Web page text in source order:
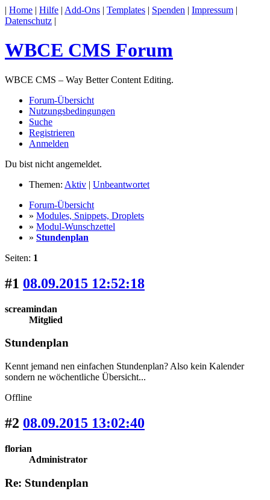
| Home | Hilfe | Add-Ons | Templates | Spenden | Impressum |
Datenschutz |
WBCE CMS Forum
WBCE CMS – Way Better Content Editing.
Forum-Übersicht
Nutzungsbedingungen
Suche
Registrieren
Anmelden
Du bist nicht angemeldet.
Themen: Aktiv | Unbeantwortet
Forum-Übersicht
» Modules, Snippets, Droplets
» Modul-Wunschzettel
» Stundenplan
Seiten: 1
#1 08.09.2015 12:52:18
screamindan
Mitglied
Stundenplan
Kennt jemand nen einfachen Stundenplan? Also kein Kalender
sondern ne wöchentliche Übersicht...
Offline
#2 08.09.2015 13:02:40
florian
Administrator
Re: Stundenplan